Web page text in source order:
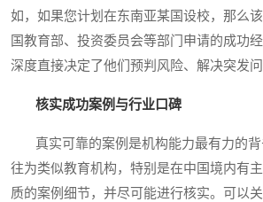
如，如果您计划在东南亚某国设校，那么
国教育部、投资委员会等部门申请的成功
深度直接决定了他们预判风险、解决突发问
核实成功案例与行业口碑
真实可靠的案例是机构能力最有力的背
往为类似教育机构，特别是在中国境内有
质的案例细节，并尽可能进行核实。可以